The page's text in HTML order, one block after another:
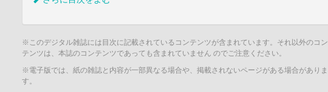
※このデジタル雑誌には目次に記載されているコンテンツが含まれています。それ以外のコン
テンツは、本誌のコンテンツであっても含まれていません のでご注意ください。
※電子版では、紙の雑誌と内容が一部異なる場合や、掲載されないページがある場合がありま
す。